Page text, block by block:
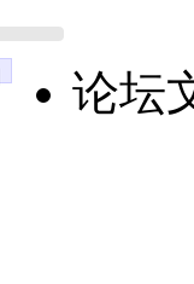
论坛